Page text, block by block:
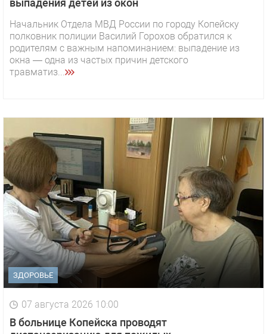
выпадения детей из окон
Начальник Отдела МВД России по городу Копейску
полковник полиции Василий Горохов обратился к
родителям с важным напоминанием: выпадение из
окна — одна из частых причин детского
травматиз...
ЗДОРОВЬЕ
07 августа 2026 10:00
В больнице Копейска проводят